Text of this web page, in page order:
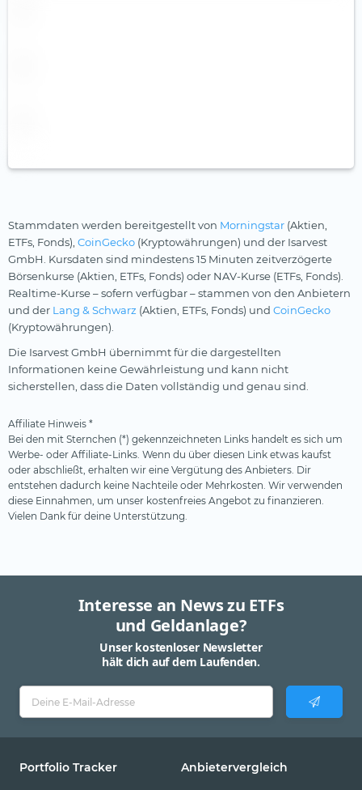
IDR
INR
ISK
JPY
KRW
MAD
MXN
NGN
NOK
NZD
PEN
THB
Targobank
Traders Place (2)
Trading 212 (1)
XTB (1)
eToro (1)
maxblue
tradegate.direct
Stammdaten werden bereitgestellt von Morningstar (Aktien,
ETFs, Fonds), CoinGecko (Kryptowährungen) und der Isarvest
GmbH. Kursdaten sind mindestens 15 Minuten zeitverzögerte
Börsenkurse (Aktien, ETFs, Fonds) oder NAV-Kurse (ETFs, Fonds).
Realtime-Kurse – sofern verfügbar – stammen von den Anbietern
und der Lang & Schwarz (Aktien, ETFs, Fonds) und CoinGecko
(Kryptowährungen).
Die Isarvest GmbH übernimmt für die dargestellten
Informationen keine Gewährleistung und kann nicht
sicherstellen, dass die Daten vollständig und genau sind.
Affiliate Hinweis *
Bei den mit Sternchen (*) gekennzeichneten Links handelt es sich um
Werbe- oder Affiliate-Links. Wenn du über diesen Link etwas kaufst
oder abschließt, erhalten wir eine Vergütung des Anbieters. Dir
entstehen dadurch keine Nachteile oder Mehrkosten. Wir verwenden
diese Einnahmen, um unser kostenfreies Angebot zu finanzieren.
Vielen Dank für deine Unterstützung.
Interesse an News zu ETFs
und Geldanlage?
Unser kostenloser Newsletter
hält dich auf dem Laufenden.
Portfolio Tracker Anbietervergleich